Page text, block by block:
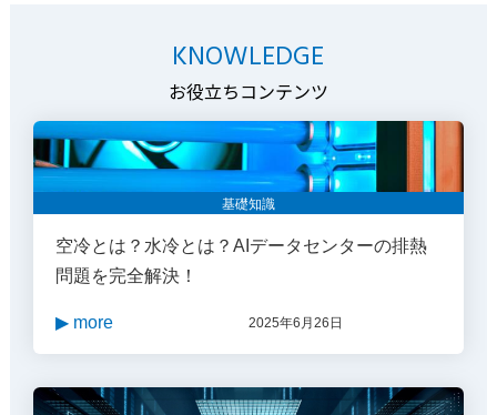
KNOWLEDGE
お役立ちコンテンツ
基礎知識
空冷とは？水冷とは？AIデータセンターの排熱
問題を完全解決！
▶ more 2025年6月26日